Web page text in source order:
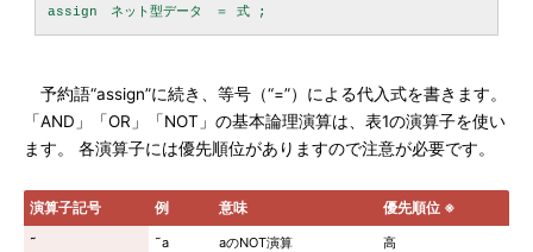
予約語“assign”に続き、等号（“=”）による代入式を書きます。
「AND」「OR」「NOT」の基本論理演算は、表1の演算子を使い
ます。 各演算子には優先順位がありますので注意が必要です。
演算子記号 例 意味 優先順位 ※
˜ ˜a aのNOT演算
高